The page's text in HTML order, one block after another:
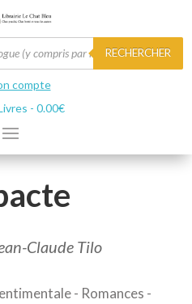
RECHERCHER
compte
- 0.00€
Claude Tilo
- Romances -